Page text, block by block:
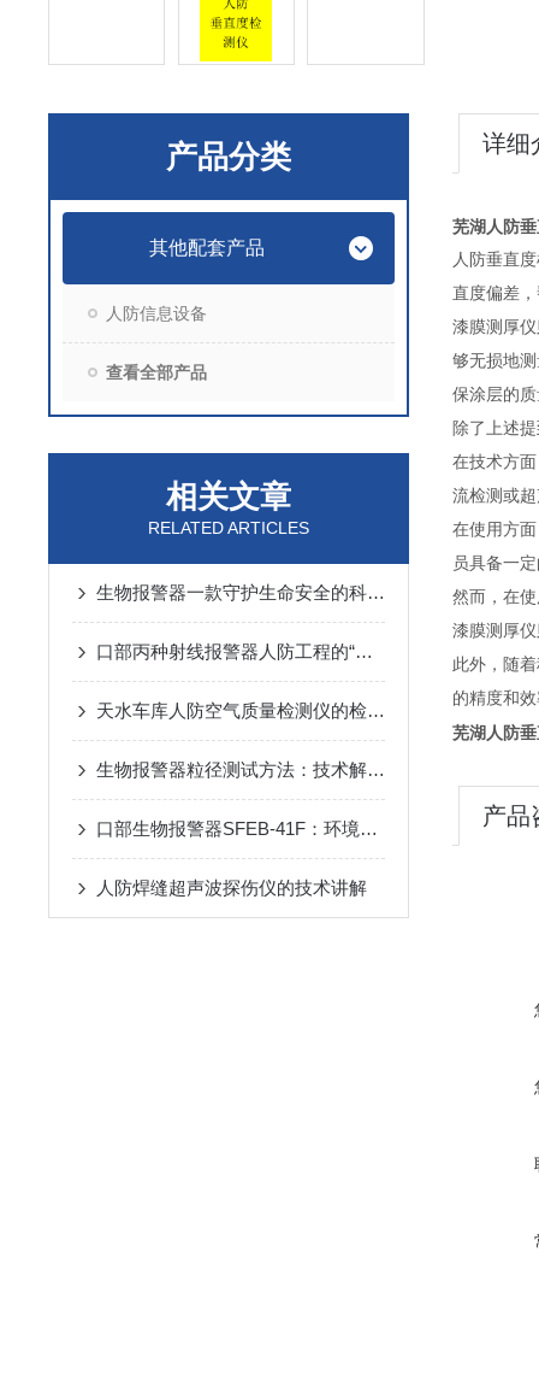
产品分类
其他配套产品
人防信息设备
查看全部产品
相关文章
RELATED ARTICLES
生物报警器一款守护生命安全的科技哨兵
口部丙种射线报警器人防工程的“核生化”哨兵
天水车库人防空气质量检测仪的检测方法
生物报警器粒径测试方法：技术解析与应用要点
口部生物报警器SFEB-41F：环境生物因素变化的守护者
人防焊缝超声波探伤仪的技术讲解
详细
芜湖人防
人防垂直
直度偏差
漆膜测厚
够无损地
保涂层的
除了上述
在技术方
流检测或
在使用方
员具备一
然而，在
漆膜测厚
此外，随
的精度和
芜湖人防
产品